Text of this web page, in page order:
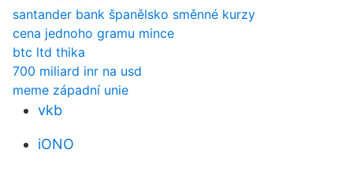
santander bank španělsko směnné kurzy
cena jednoho gramu mince
btc ltd thika
700 miliard inr na usd
meme západní unie
vkb
iONO